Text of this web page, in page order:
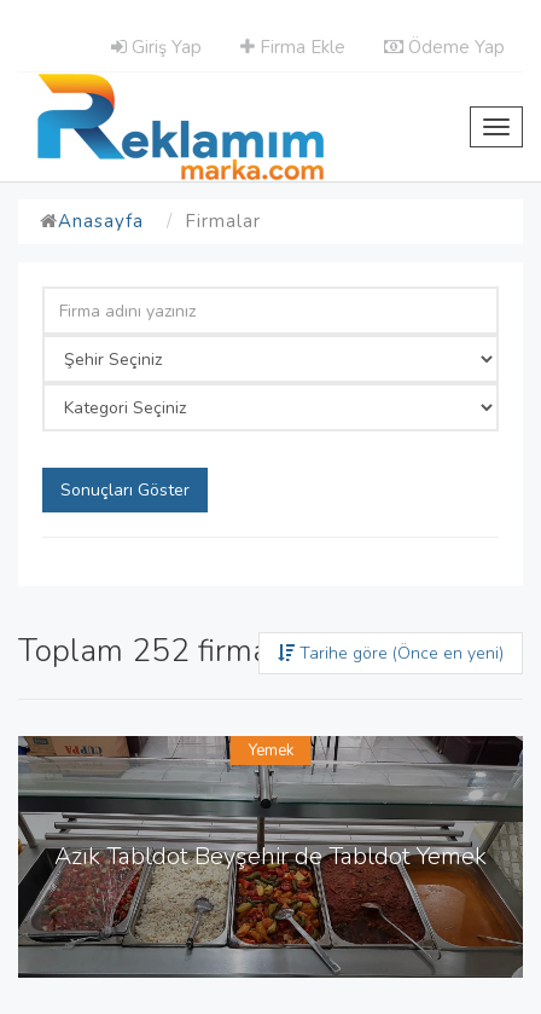
Giriş Yap Firma Ekle Ödeme Yap
Anasayfa Firmalar
Sonuçları Göster
Toplam 252 firma bulunduTarihe göre (Önce en yeni)
Azık Tabldot Beyşehir de Tabldot Yemek
Yemek